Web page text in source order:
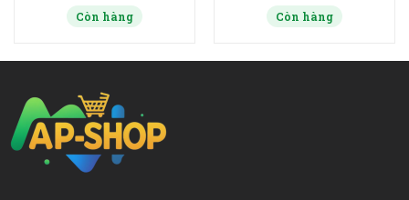
Còn hàng Còn hàng